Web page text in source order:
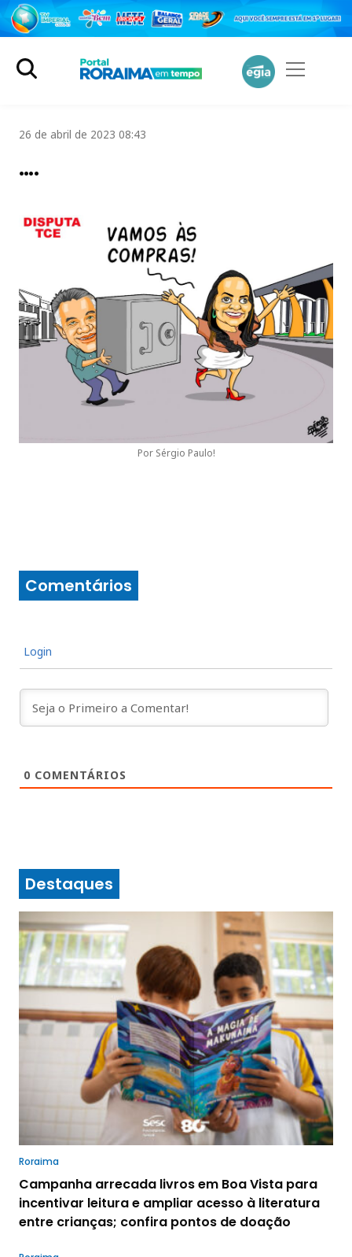
26 de abril de 2023 08:43
….
Por Sérgio Paulo!
Comentários
Login
0 COMENTÁRIOS
Destaques
Roraima
Campanha arrecada livros em Boa Vista para
incentivar leitura e ampliar acesso à literatura
entre crianças; confira pontos de doação